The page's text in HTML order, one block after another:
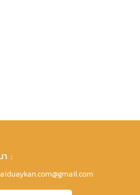
: